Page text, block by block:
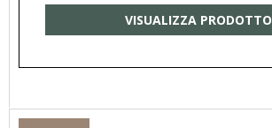
VISUALIZZA PRODOTTO